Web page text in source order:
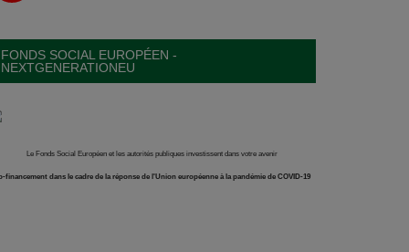
FONDS SOCIAL EUROPÉEN -
NEXTGENERATIONEU
Le Fonds Social Européen et les autorités publiques investissent dans votre avenir
financement dans le cadre de la réponse de l'Union européenne à la pandémie de COVID-19